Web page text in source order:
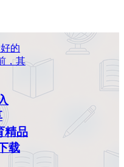
的
，其
精品
载